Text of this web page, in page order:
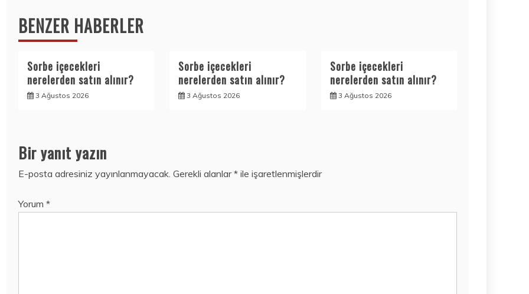
BENZER HABERLER
Sorbe içecekleri
nerelerden satın alınır?
3 Ağustos 2026
Sorbe içecekleri
nerelerden satın alınır?
3 Ağustos 2026
Sorbe içecekleri
nerelerden satın alınır?
3 Ağustos 2026
Bir yanıt yazın
E-posta adresiniz yayınlanmayacak. Gerekli alanlar* ile işaretlenmişlerdir
Yorum *